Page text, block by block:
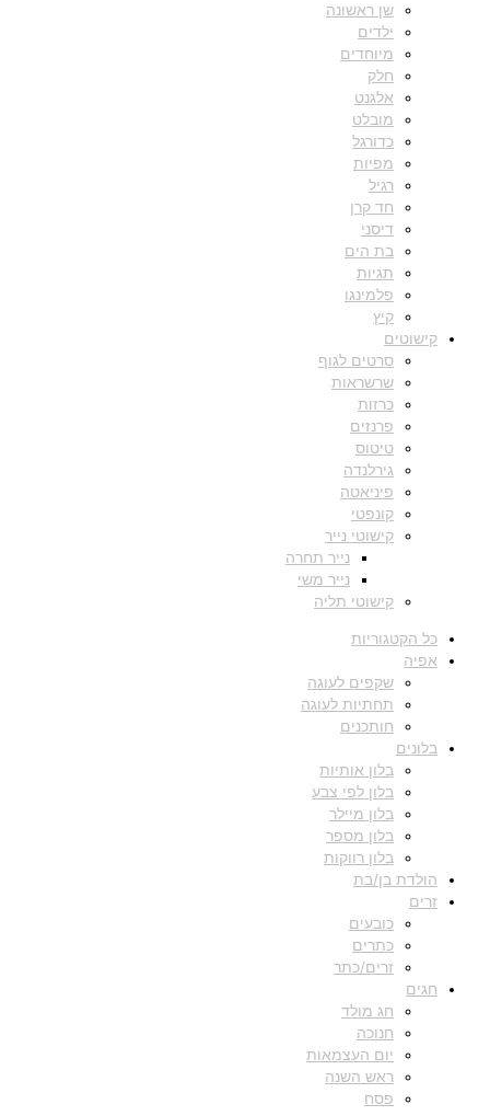
שן ראשונה
ילדים
מיוחדים
חלק
אלגנט
מובלט
כדורגל
מפיות
רגיל
חד קרן
דיסני
בת הים
תגיות
פלמינגו
קיץ
קישוטים
סרטים לגוף
שרשראות
כרזות
פרנזים
טיטוס
גירלנדה
פיניאטה
קונפטי
קישוטי נייר
נייר תחרה
נייר משי
קישוטי תליה
כל הקטגוריות
אפיה
שקפים לעוגה
תחתיות לעוגה
חותכנים
בלונים
בלון אותיות
בלון לפי צבע
בלון מיילר
בלון מספר
בלון רווקות
הולדת בן/בת
זרים
כובעים
כתרים
זרים/כתר
חגים
חג מולד
חנוכה
יום העצמאות
ראש השנה
פסח